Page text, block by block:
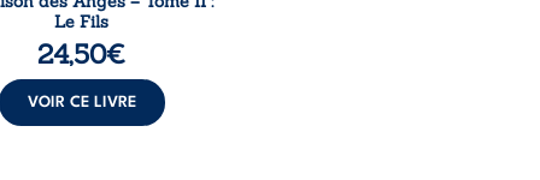
Le Fils
24,50€
VOIR CE LIVRE